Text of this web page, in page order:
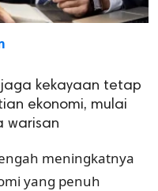
kekayaan tetap
ekonomi, mulai
warisan
meningkatnya
yang penuh